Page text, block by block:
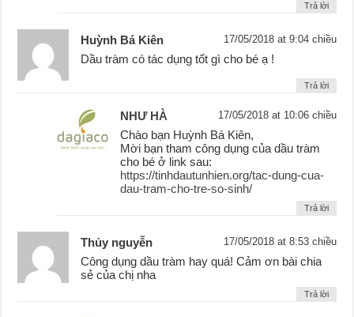
Trả lời
Huỳnh Bá Kiên 17/05/2018 at 9:04 chiều
Dầu tràm có tác dụng tốt gì cho bé ạ !
Trả lời
NHƯ HÀ 17/05/2018 at 10:06 chiều
Chào bạn Huỳnh Bá Kiên,
Mời bạn tham công dụng của dầu tràm
cho bé ở link sau:
https://tinhdautunhien.org/tac-dung-cua-
dau-tram-cho-tre-so-sinh/
Trả lời
Thủy nguyễn 17/05/2018 at 8:53 chiều
Công dụng dầu tràm hay quá! Cảm ơn bài chia
sẻ của chị nha
Trả lời